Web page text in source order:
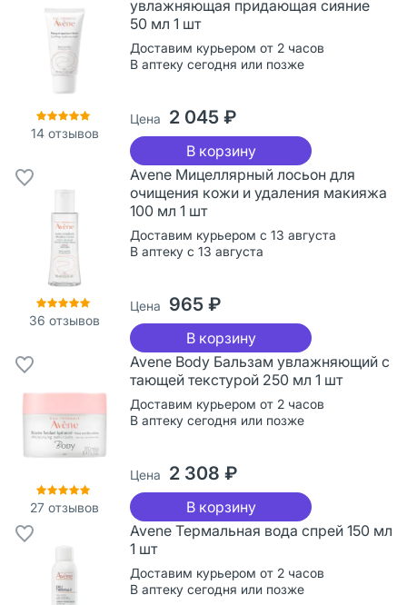
14отзывов
увлажняющая придающая сияние
50 мл 1 шт
Доставим курьером от 2 часов
В аптеку сегодня или позже
Цена 2 045 ₽
В корзину
36 отзывов
Avene Мицеллярный лосьон для
очищения кожи и удаления макияжа
100 мл 1 шт
Доставим курьером с 13 августа
В аптеку с 13 августа
Цена 965 ₽
В корзину
27 отзывов
Avene Body Бальзам увлажняющий с
тающей текстурой 250 мл 1 шт
Доставим курьером от 2 часов
В аптеку сегодня или позже
Цена 2 308 ₽
В корзину
Avene Термальная вода спрей 150 мл
1 шт
Доставим курьером от 2 часов
В аптеку сегодня или позже